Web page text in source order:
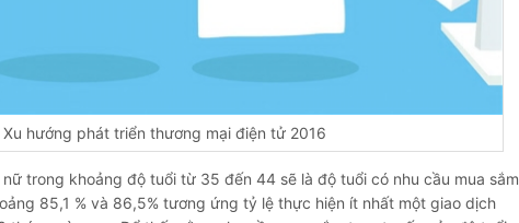
Xu hướng phát triển thương mại điện tử 2016
trong khoảng độ tuổi từ 35 đến 44 sẽ là độ tuổi có nhu cầu mua sắm
85,1 % và 86,5% tương ứng tỷ lệ thực hiện ít nhất một giao dịch